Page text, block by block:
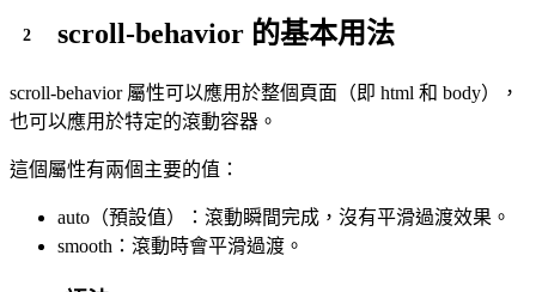
scroll-behavior 的基本用法
scroll-behavior 屬性可以應用於整個頁面（即 html 和 body），
也可以應用於特定的滾動容器。
這個屬性有兩個主要的值：
auto（預設值）：滾動瞬間完成，沒有平滑過渡效果。
smooth：滾動時會平滑過渡。